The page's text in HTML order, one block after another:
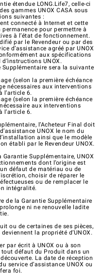
étendue LONG.Life7, celle-ci
gammes UNOX CASA sous
suivantes :
connecté à Internet et cette
pour permettre à
à l’état de fonctionnement.
par le Revendeur ou par des
d’assistance agréé par UNOX
aux spécifications
UNOX.
sera la suivante
(selon la première échéance
nécessaires aux interventions
l’article 6.
(selon la première échéance
aux interventions
l’article 6.
l’Acheteur Final doit
UNOX le nom du
ainsi que le modèle
établi par le Revendeur UNOX.
Supplémentaire, UNOX
dont l’origine est
défaut de matériau ou de
choisir de réparer le
ou de remplacer le
intégralité.
de la Garantie Supplémentaire
ni ne renouvelle ladite
ou de certaines de ses pièces,
la propriété d’UNOX.
par écrit à UNOX ou à son
tout défaut du Produit dans un
La date de réception
service d’assistance UNOX ou
foi.